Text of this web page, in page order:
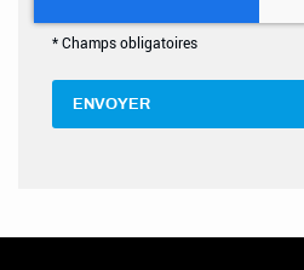
*Champs obligatoires